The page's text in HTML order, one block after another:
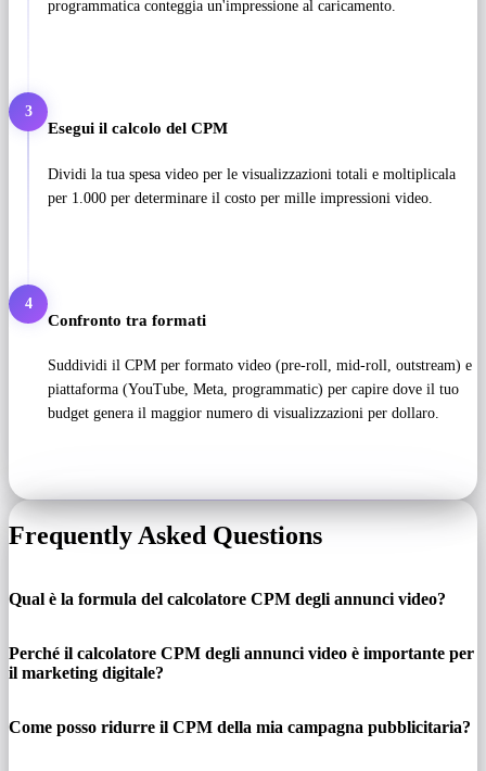
programmatica conteggia un'impressione al caricamento.
3
Esegui il calcolo del CPM
Dividi la tua spesa video per le visualizzazioni totali e moltiplicala
per 1.000 per determinare il costo per mille impressioni video.
4
Confronto tra formati
Suddividi il CPM per formato video (pre-roll, mid-roll, outstream) e
piattaforma (YouTube, Meta, programmatic) per capire dove il tuo
budget genera il maggior numero di visualizzazioni per dollaro.
Frequently Asked Questions
Qual è la formula del calcolatore CPM degli annunci video?
Perché il calcolatore CPM degli annunci video è importante per
il marketing digitale?
Come posso ridurre il CPM della mia campagna pubblicitaria?